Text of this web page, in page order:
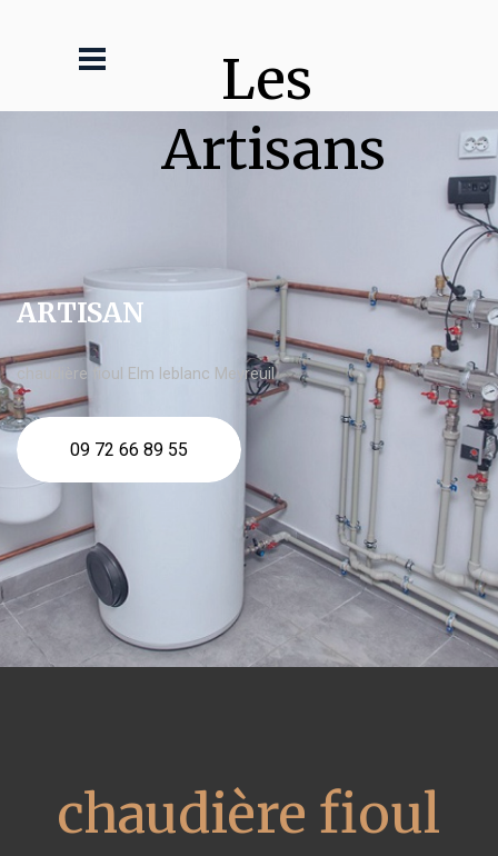
Les
Artisans
ARTISAN
chaudière fioul Elm leblanc Meyreuil
09 72 66 89 55
chaudière fioul